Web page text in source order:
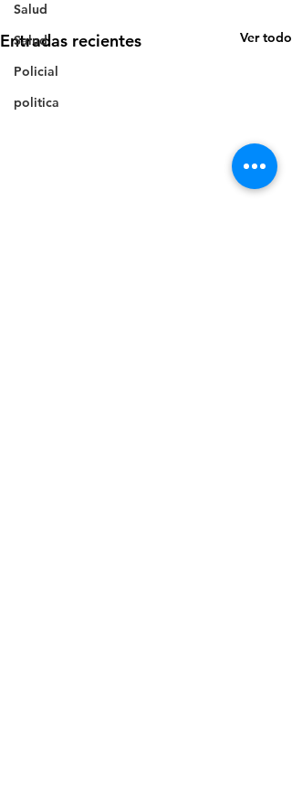
Salud
Salud
Policial
politica
Entradas recientes Ver todo